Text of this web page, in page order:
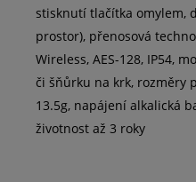
stisknutí tlačítka omylem,
prostor), přenosová
Wireless, AES-128, IP54,
či šňůrku na krk, rozměry
13.5g, napájení alkalická
životnost až 3 roky